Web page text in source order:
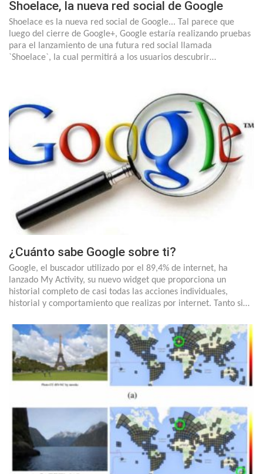
Shoelace, la nueva red social de Google
Shoelace es la nueva red social de Google... Tal parece que
luego del cierre de Google+, Google estaría realizando pruebas
para el lanzamiento de una futura red social llamada
`Shoelace`, la cual permitirá a los usuarios descubrir…
¿Cuánto sabe Google sobre ti?
Google, el buscador utilizado por el 89,4% de internet, ha
lanzado My Activity, su nuevo widget que proporciona un
historial completo de casi todas las acciones individuales,
historial y comportamiento que realizas por internet. Tanto si…